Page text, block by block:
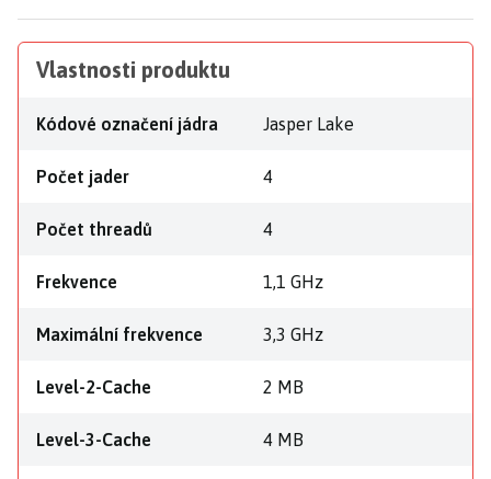
Vlastnosti produktu
Kódové označení jádra Jasper Lake
Počet jader 4
Počet threadů 4
Frekvence 1,1 GHz
Maximální frekvence 3,3 GHz
Level-2-Cache 2 MB
Level-3-Cache 4 MB